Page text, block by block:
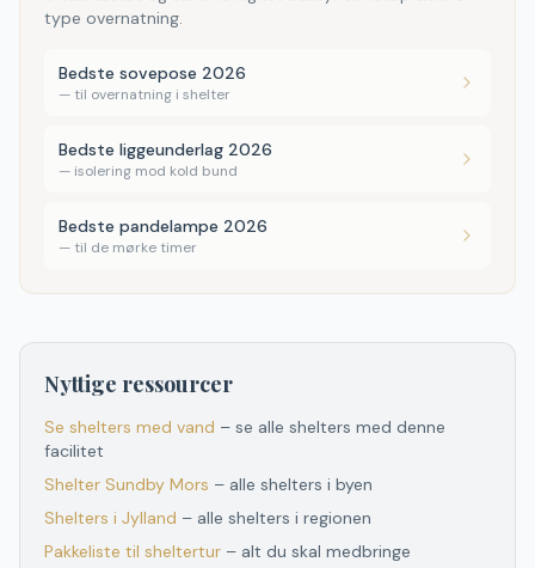
type overnatning.
Bedste sovepose 2026
— til overnatning i shelter
Bedste liggeunderlag 2026
— isolering mod kold bund
Bedste pandelampe 2026
— til de mørke timer
Nyttige ressourcer
Se shelters med vand – se alle shelters med denne
facilitet
Shelter Sundby Mors – alle shelters i byen
Shelters i Jylland – alle shelters i regionen
Pakkeliste til sheltertur – alt du skal medbringe